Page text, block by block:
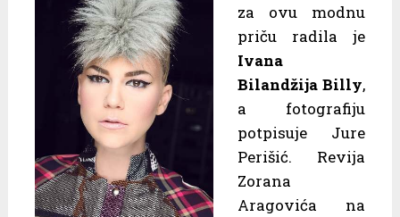
za ovu modnu
priču radila je
Ivana
Bilandžija Billy,
a fotografiju
potpisuje Jure
Perišić. Revija
Zorana
Aragovića na